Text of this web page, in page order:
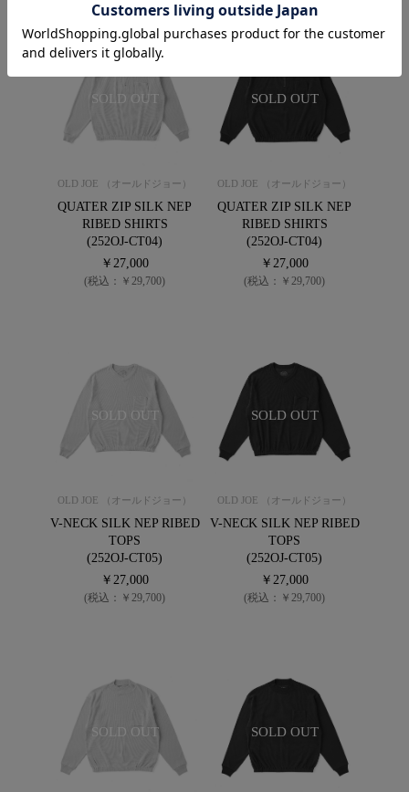
SOLD OUT
OLD JOE （オールドジョー）
QUATER ZIP SILK NEP
RIBED SHIRTS
(252OJ-CT04)
￥27,000
(税込：￥29,700)
SOLD OUT
OLD JOE （オールドジョー）
QUATER ZIP SILK NEP
RIBED SHIRTS
(252OJ-CT04)
￥27,000
(税込：￥29,700)
SOLD OUT
OLD JOE （オールドジョー）
V-NECK SILK NEP RIBED
TOPS
(252OJ-CT05)
￥27,000
(税込：￥29,700)
SOLD OUT
OLD JOE （オールドジョー）
V-NECK SILK NEP RIBED
TOPS
(252OJ-CT05)
￥27,000
(税込：￥29,700)
SOLD OUT SOLD OUT